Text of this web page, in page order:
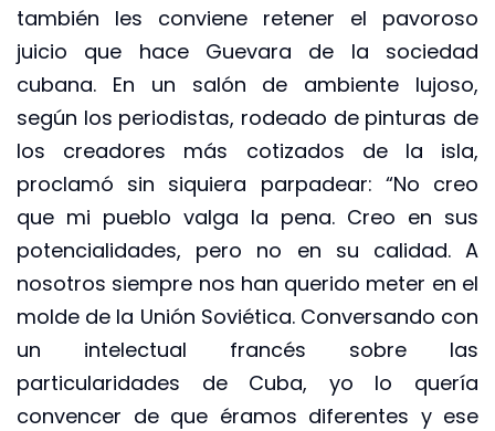
también les conviene retener el pavoroso
juicio que hace Guevara de la sociedad
cubana. En un salón de ambiente lujoso,
según los periodistas, rodeado de pinturas de
los creadores más cotizados de la isla,
proclamó sin siquiera parpadear: “No creo
que mi pueblo valga la pena. Creo en sus
potencialidades, pero no en su calidad. A
nosotros siempre nos han querido meter en el
molde de la Unión Soviética. Conversando con
un intelectual francés sobre las
particularidades de Cuba, yo lo quería
convencer de que éramos diferentes y ese